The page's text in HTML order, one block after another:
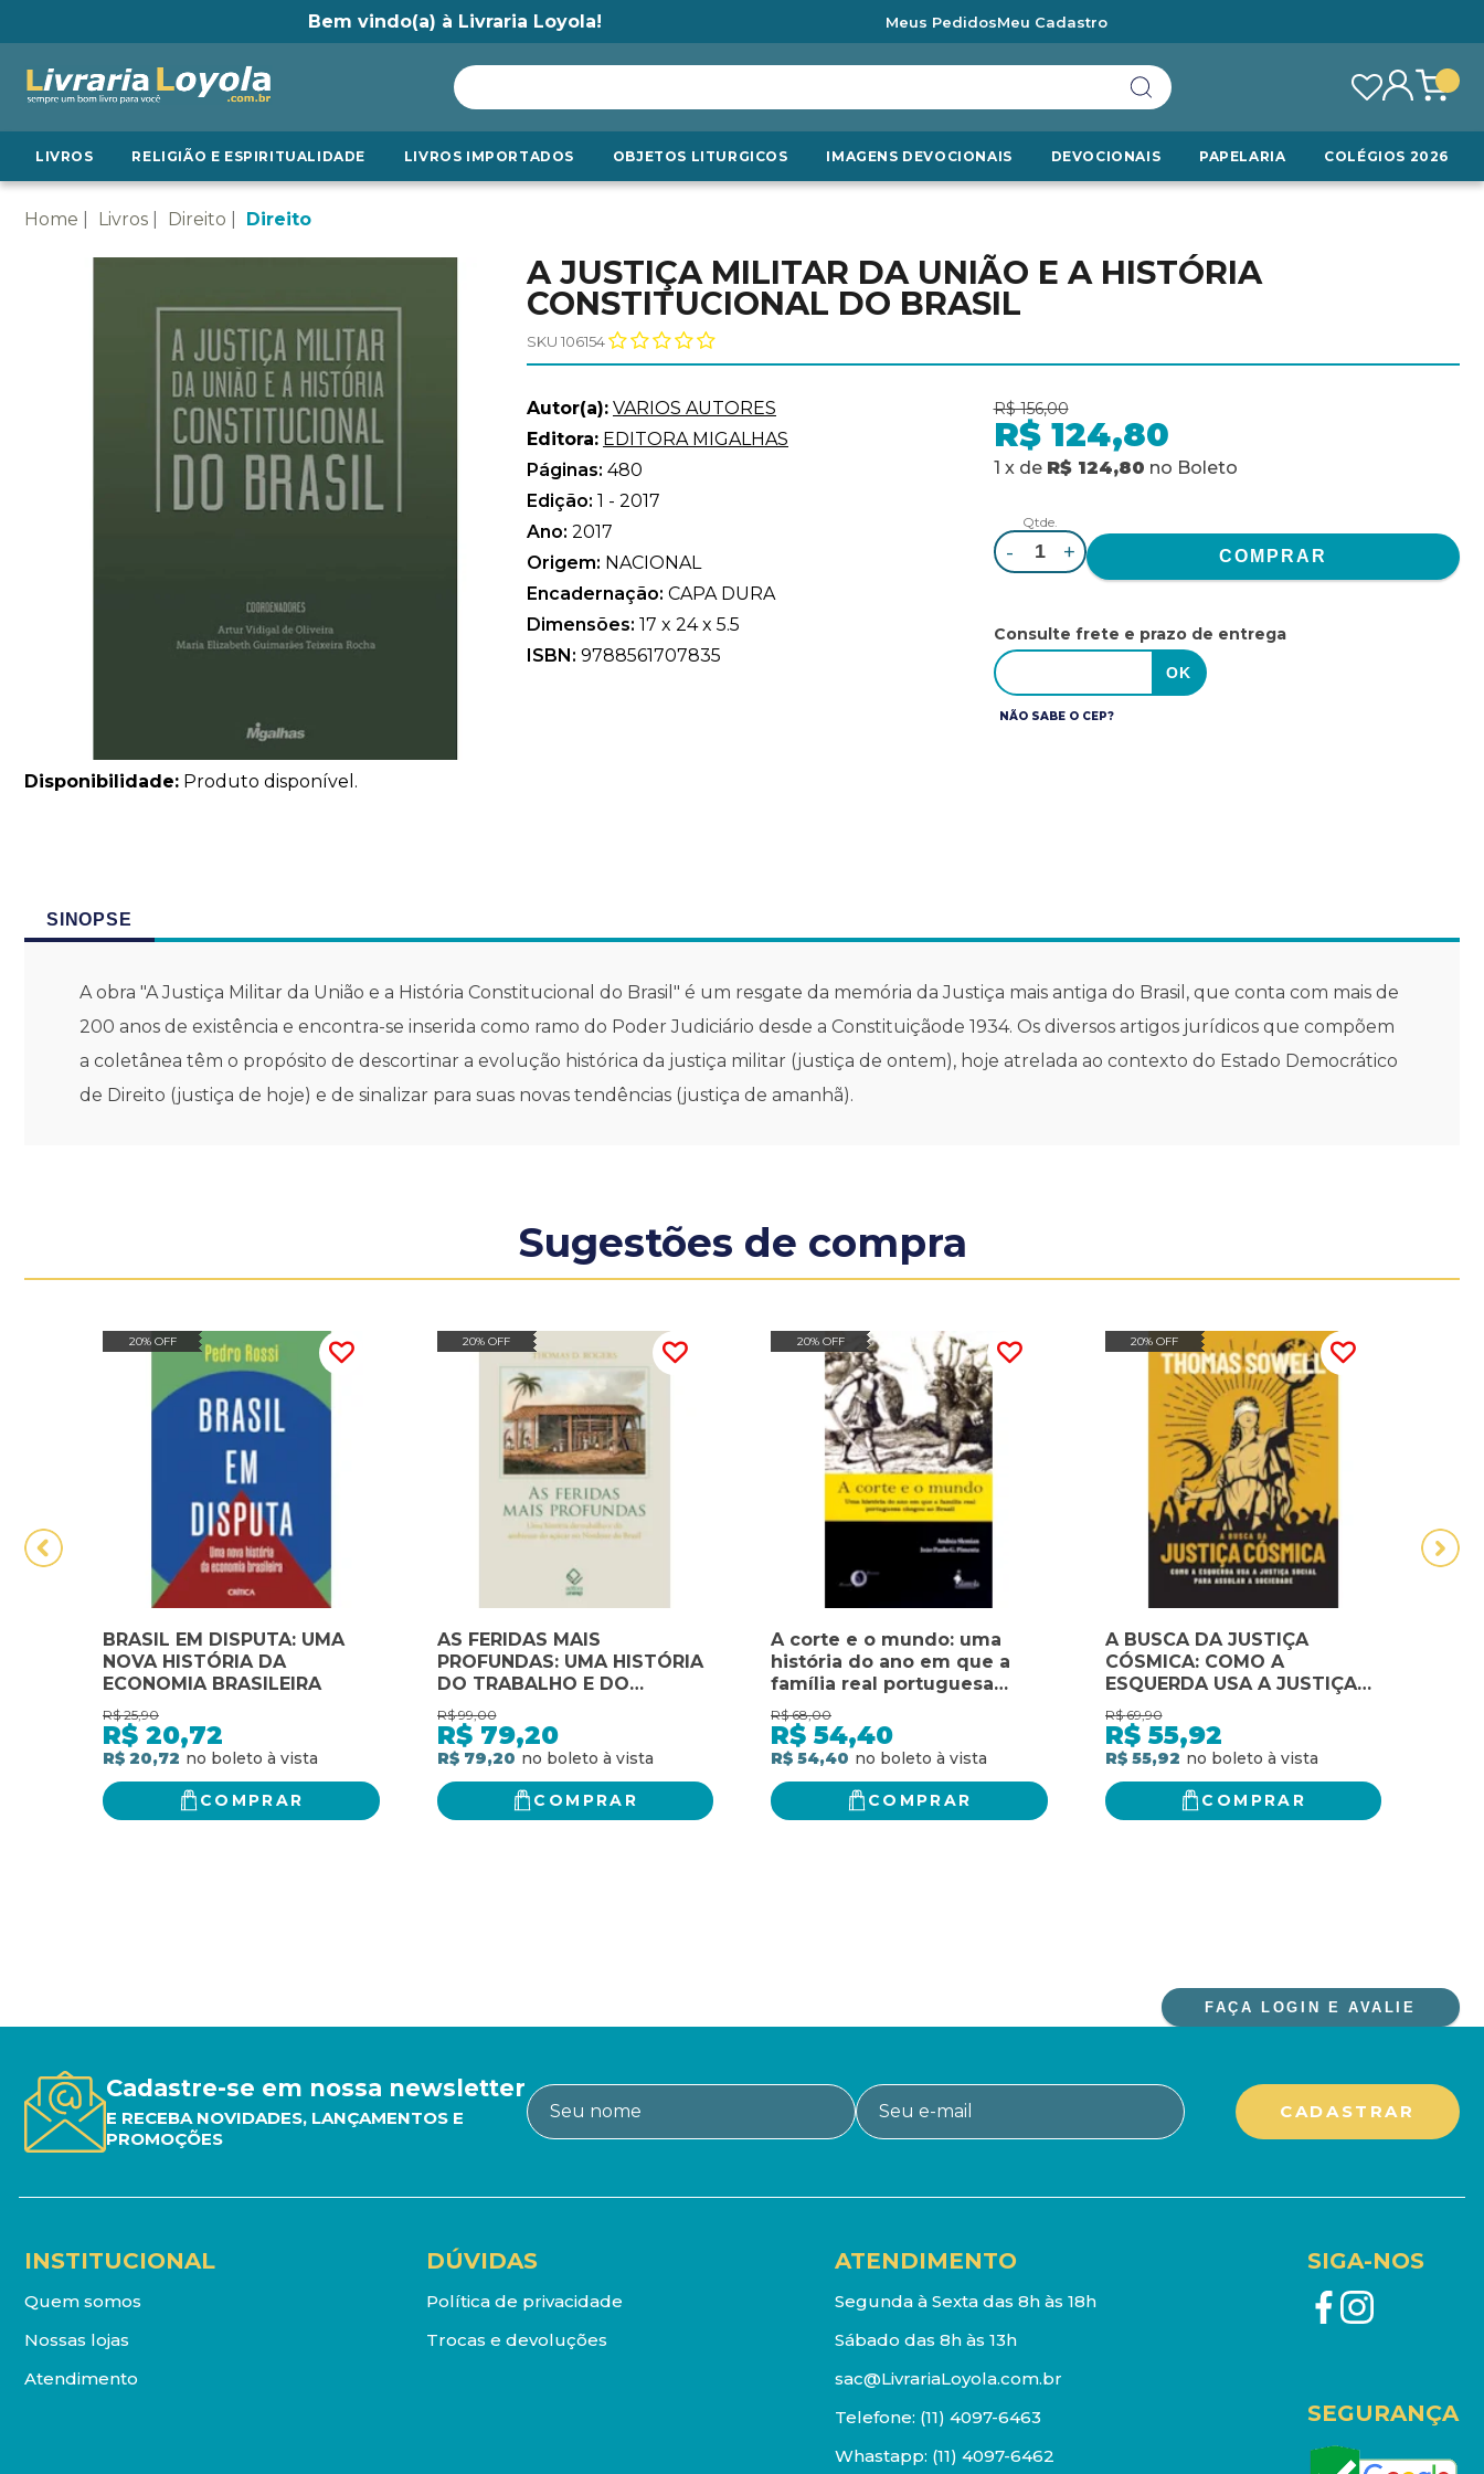
Bem vindo(a) à Livraria Loyola! Meus PedidosMeu Cadastro
LIVROS RELIGIÃO E ESPIRITUALIDADE LIVROS IMPORTADOS OBJETOS LITURGICOS IMAGENS DEVOCIONAIS DEVOCIONAIS PAPELARIA COLÉGIOS 2026
Home Livros Direito Direito
Disponibilidade: Produto disponível.
A JUSTIÇA MILITAR DA UNIÃO E A HISTÓRIA
CONSTITUCIONAL DO BRASIL
SKU 106154
Autor(a): VARIOS AUTORES
Editora: EDITORA MIGALHAS
Páginas: 480
Edição: 1 - 2017
Ano: 2017
Origem: NACIONAL
Encadernação: CAPA DURA
Dimensões: 17 x 24 x 5.5
ISBN: 9788561707835
R$ 156,00
R$ 124,80
1 x de R$ 124,80 no Boleto
Qtde.
- +
Consulte frete e prazo de entrega
NÃO SABE O CEP?
SINOPSE
A obra "A Justiça Militar da União e a História Constitucional do Brasil" é um resgate da memória da Justiça mais antiga do Brasil, que conta com mais de
200 anos de existência e encontra-se inserida como ramo do Poder Judiciário desde a Constituiçãode 1934. Os diversos artigos jurídicos que compõem
a coletânea têm o propósito de descortinar a evolução histórica da justiça militar (justiça de ontem), hoje atrelada ao contexto do Estado Democrático
de Direito (justiça de hoje) e de sinalizar para suas novas tendências (justiça de amanhã).
Sugestões de compra
20% OFF
BRASIL EM DISPUTA: UMA
NOVA HISTÓRIA DA
ECONOMIA BRASILEIRA
R$ 25,90
R$ 20,72
R$ 20,72
COMPRAR
20% OFF
AS FERIDAS MAIS
PROFUNDAS: UMA HISTÓRIA
DO TRABALHO E DO
AMBIENTE DO AÇÚCAR NO
NORDESTE DO BRASIL
R$ 99,00
R$ 79,20
R$ 79,20
COMPRAR
20% OFF
A corte e o mundo: uma
história do ano em que a
família real portuguesa
chegou ao Brasil
R$ 68,00
R$ 54,40
R$ 54,40
COMPRAR
20% OFF
A BUSCA DA JUSTIÇA
CÓSMICA: COMO A
ESQUERDA USA A JUSTIÇA
SOCIAL PARA ASSOLAR A
SOCIEDADE
R$ 69,90
R$ 55,92
R$ 55,92
COMPRAR
FAÇA LOGIN E AVALIE
Cadastre-se em nossa newsletter
E RECEBA NOVIDADES, LANÇAMENTOS E
PROMOÇÕES
INSTITUCIONAL
Quem somos
Nossas lojas
Atendimento
DÚVIDAS
Política de privacidade
Trocas e devoluções
ATENDIMENTO
Segunda à Sexta das 8h às 18h
Sábado das 8h às 13h
sac@LivrariaLoyola.com.br
Telefone: (11) 4097-6463
Whastapp: (11) 4097-6462
SIGA-NOS
SEGURANÇA